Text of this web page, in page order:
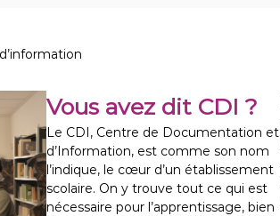
Vous avez dit CDI ?
Le CDI, Centre de Documentation et
d’Information, est comme son nom
l’indique, le cœur d’un établissement
scolaire. On y trouve tout ce qui est
nécessaire pour l’apprentissage, bien